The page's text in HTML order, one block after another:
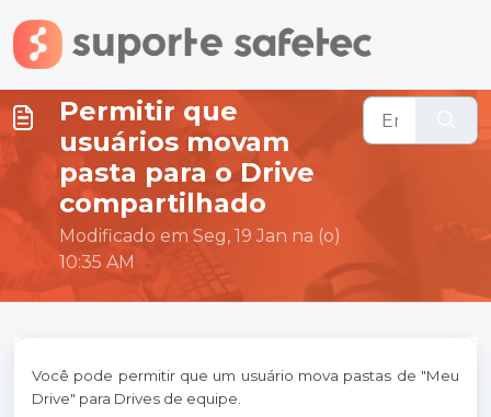
Ir para o conteúdo principal
Permitir que
usuários movam
pasta para o Drive
compartilhado
Modificado em Seg, 19 Jan na (o)
10:35 AM
Você pode permitir que um usuário mova pastas de "Meu
Drive" para Drives de equipe.